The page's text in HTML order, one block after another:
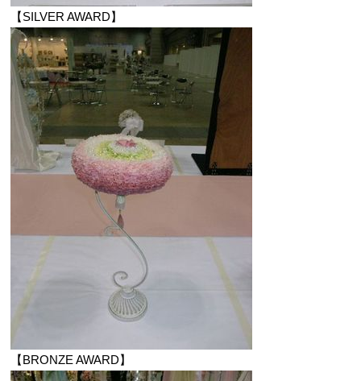
【SILVER AWARD】
【BRONZE AWARD】